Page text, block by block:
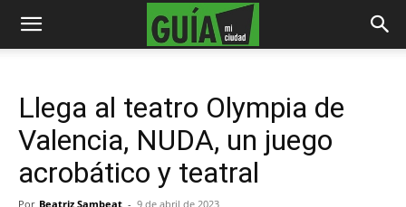
Llega al teatro Olympia de
Valencia, NUDA, un juego
acrobático y teatral
Por Beatriz Sambeat - 9 de abril de 2023